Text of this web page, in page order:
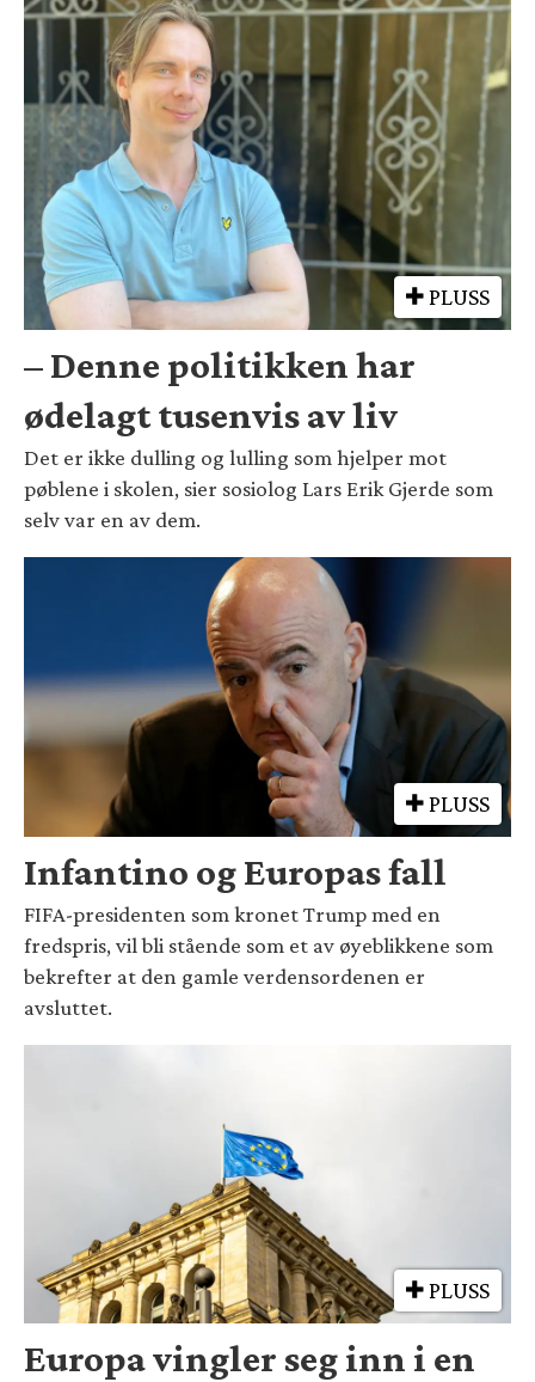
PLUSS
– Denne politikken har
ødelagt tusenvis av liv
Det er ikke dulling og lulling som hjelper mot
pøblene i skolen, sier sosiolog Lars Erik Gjerde som
selv var en av dem.
PLUSS
Infantino og Europas fall
FIFA-presidenten som kronet Trump med en
fredspris, vil bli stående som et av øyeblikkene som
bekrefter at den gamle verdensordenen er
avsluttet.
PLUSS
Europa vingler seg inn i en